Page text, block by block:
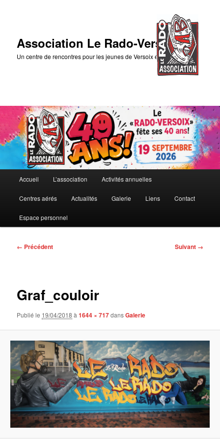
Association Le Rado-Versoix
Un centre de rencontres pour les jeunes de Versoix et des environs
principal
Aller
au
contenu
principal
Accueil L’association Activités annuelles
Centres aérés Actualités Galerie Liens Contact
Espace personnel
Navigation
← Précédent Suivant →
Graf_couloir
Publié le 19/04/2018 à1644 × 717dansGalerie